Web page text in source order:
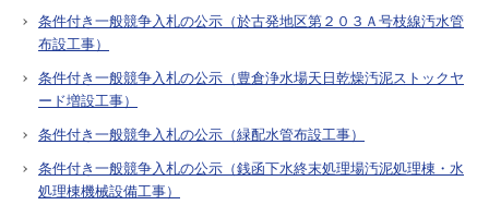
条件付き一般競争入札の公示（於古発地区第２０３Ａ号枝線汚水管
布設工事）
条件付き一般競争入札の公示（豊倉浄水場天日乾燥汚泥ストックヤ
ード増設工事）
条件付き一般競争入札の公示（緑配水管布設工事）
条件付き一般競争入札の公示（銭函下水終末処理場汚泥処理棟・水
処理棟機械設備工事）